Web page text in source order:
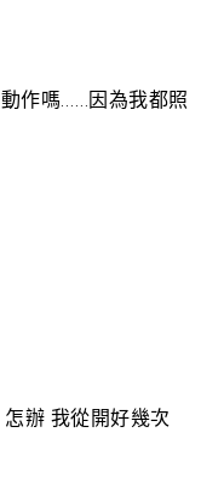
作嗎……因為我都照
辦 我從開好幾次